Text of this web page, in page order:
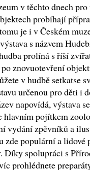
v těchto dnech pro
probíhají
je i v Českém
s názvem
prolíná s říší
znovuotevření
v hudbě setkatse
určenou pro děti i
napovídá, výstava
hlavním pojítkem
vydání zpěvníků a
zde populární a lidové
Díky spolupráci s
prohlédnete